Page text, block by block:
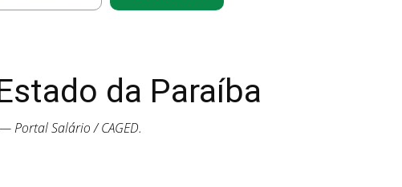
da Paraíba
— Portal Salário / CAGED.